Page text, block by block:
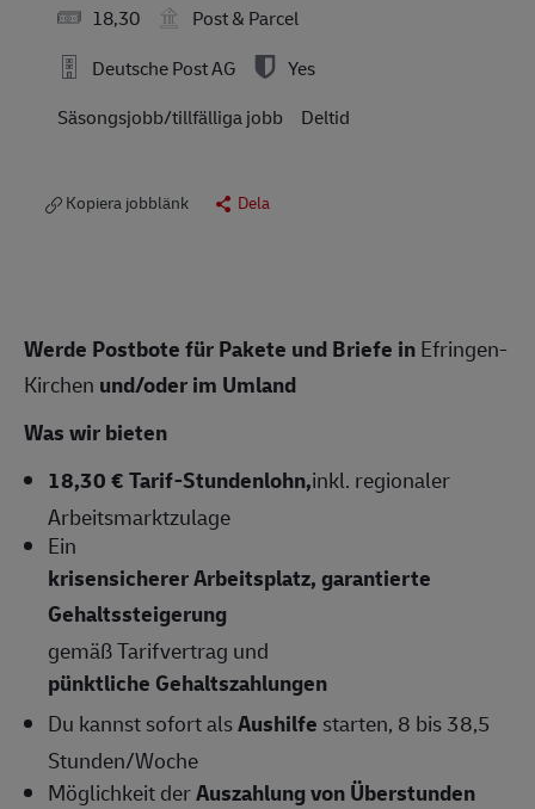
18,30
Post & Parcel
Deutsche Post AG
Yes
Säsongsjobb/tillfälliga jobb
Deltid
Kopiera jobblänk Dela
Werde Postbote für Pakete und Briefe inEfringen-
Kirchen und/oder im Umland
Was wir bieten
18,30 € Tarif-Stundenlohn,inkl. regionaler
Arbeitsmarktzulage
Ein
krisensicherer Arbeitsplatz, garantierte
Gehaltssteigerung
gemäß Tarifvertrag und
pünktliche Gehaltszahlungen
Du kannst sofort alsAushilfe starten, 8 bis 38,5
Stunden/Woche
Möglichkeit derAuszahlung von Überstunden